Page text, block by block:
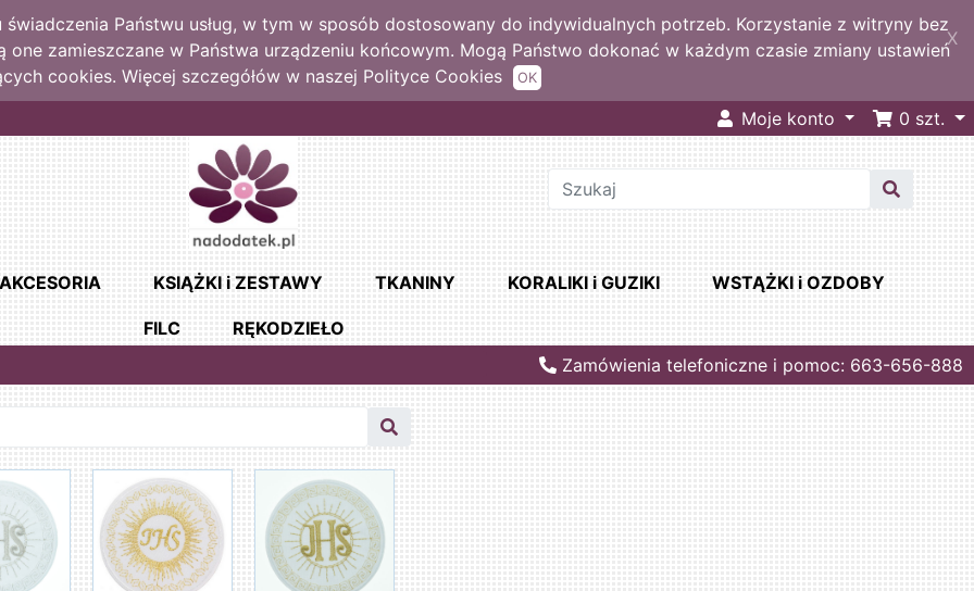
Państwu usług, w tym w sposób dostosowany do indywidualnych potrzeb. Korzystanie z witryny bez
zamieszczane w Państwa urządzeniu końcowym. Mogą Państwo dokonać w każdym czasie zmiany ustawień
cookies. Więcej szczegółów w naszej Polityce Cookies
X
OK
Moje konto 0 szt.
KSIĄŻKI i ZESTAWY TKANINY KORALIKI i GUZIKI WSTĄŻKI i OZDOBY
FILC
RĘKODZIEŁO
Zamówienia telefoniczne i pomoc: 663-656-888